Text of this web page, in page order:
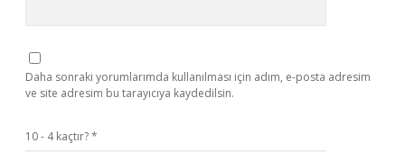
Daha sonraki yorumlarımda kullanılması için adım, e-posta adresim
ve site adresim bu tarayıcıya kaydedilsin.
10 - 4 kaçtır?*